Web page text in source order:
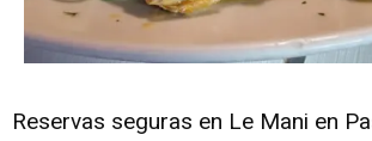
Reservas seguras en Le Mani en